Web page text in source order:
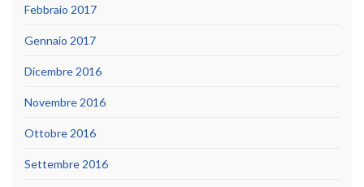
Febbraio 2017
Gennaio 2017
Dicembre 2016
Novembre 2016
Ottobre 2016
Settembre 2016